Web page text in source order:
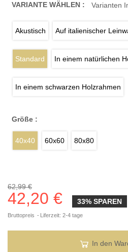
VARIANTE WÄHLEN : Varianten
Akustisch Auf italienischer
Standard In einem natürlichen
In einem schwarzen Holzrahmen
Größe :
40x40 60x60 80x80
62,99 €
42,20 € 33% SPAREN
Bruttopreis Liferzeit: 2-4 tage
In den